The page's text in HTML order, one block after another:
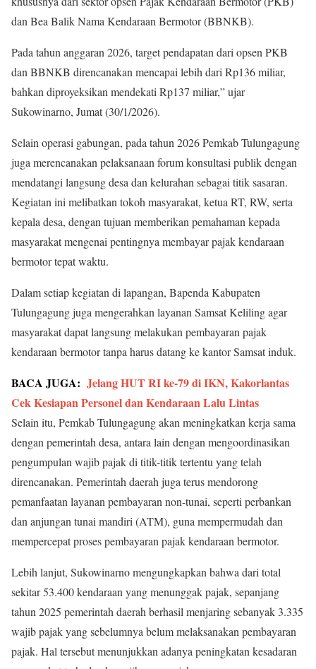
dan Bea Balik Nama Kendaraan Bermotor (BBNKB).
Pada tahun anggaran 2026, target pendapatan dari opsen PKB
dan BBNKB direncanakan mencapai lebih dari Rp136 miliar,
bahkan diproyeksikan mendekati Rp137 miliar,” ujar
Sukowinarno, Jumat (30/1/2026).
Selain operasi gabungan, pada tahun 2026 Pemkab Tulungagung
juga merencanakan pelaksanaan forum konsultasi publik dengan
mendatangi langsung desa dan kelurahan sebagai titik sasaran.
Kegiatan ini melibatkan tokoh masyarakat, ketua RT, RW, serta
kepala desa, dengan tujuan memberikan pemahaman kepada
masyarakat mengenai pentingnya membayar pajak kendaraan
bermotor tepat waktu.
Dalam setiap kegiatan di lapangan, Bapenda Kabupaten
Tulungagung juga mengerahkan layanan Samsat Keliling agar
masyarakat dapat langsung melakukan pembayaran pajak
kendaraan bermotor tanpa harus datang ke kantor Samsat induk.
BACA JUGA: Jelang HUT RI ke-79 di IKN, Kakorlantas
Cek Kesiapan Personel dan Kendaraan Lalu Lintas
Selain itu, Pemkab Tulungagung akan meningkatkan kerja sama
dengan pemerintah desa, antara lain dengan mengoordinasikan
pengumpulan wajib pajak di titik-titik tertentu yang telah
direncanakan. Pemerintah daerah juga terus mendorong
pemanfaatan layanan pembayaran non-tunai, seperti perbankan
dan anjungan tunai mandiri (ATM), guna mempermudah dan
mempercepat proses pembayaran pajak kendaraan bermotor.
Lebih lanjut, Sukowinarno mengungkapkan bahwa dari total
sekitar 53.400 kendaraan yang menunggak pajak, sepanjang
tahun 2025 pemerintah daerah berhasil menjaring sebanyak 3.335
wajib pajak yang sebelumnya belum melaksanakan pembayaran
pajak. Hal tersebut menunjukkan adanya peningkatan kesadaran